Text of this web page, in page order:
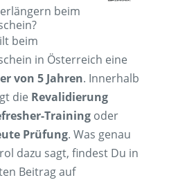
beim
beim
in Österreich eine
von 5 Jahren. Innerhalb
die Revalidierung
Trainingoder
Prüfung. Was genau
dazu sagt, findest Du in
Beitrag auf